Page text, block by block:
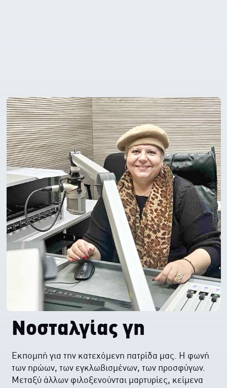
Νοσταλγίας γη
Εκπομπή για την κατεχόμενη πατρίδα μας. Η φωνή
των ηρώων, των εγκλωβισμένων, των προσφύγων.
Μεταξύ άλλων φιλοξενούνται μαρτυρίες, κείμενα